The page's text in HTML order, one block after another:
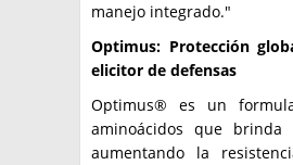
manejo integrado."
Optimus: Protección
elicitor de defensas
Optimus® es un
aminoácidos que brinda
aumentando la